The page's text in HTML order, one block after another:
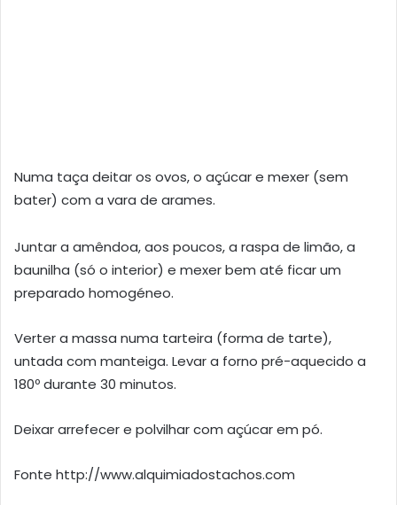
Numa taça deitar os ovos, o açúcar e mexer (sem
bater) com a vara de arames.
Juntar a amêndoa, aos poucos, a raspa de limão, a
baunilha (só o interior) e mexer bem até ficar um
preparado homogéneo.
Verter a massa numa tarteira (forma de tarte),
untada com manteiga. Levar a forno pré-aquecido a
180º durante 30 minutos.
Deixar arrefecer e polvilhar com açúcar em pó.
Fonte http://www.alquimiadostachos.com